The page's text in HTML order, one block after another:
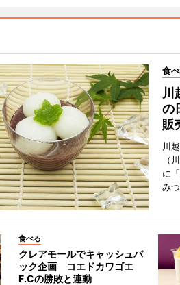
食
川
の
販
川
（
に
み
食べる
クレアモールでキャッシュバ
ック企画 コエドカワゴエ
F.Cの勝敗と連動